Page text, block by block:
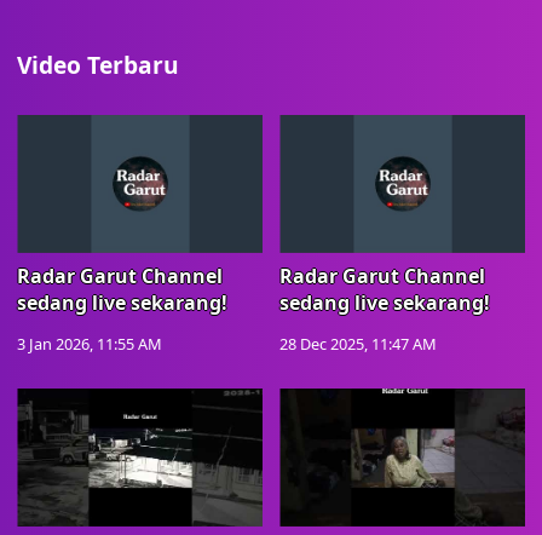
Video Terbaru
Radar Garut Channel
sedang live sekarang!
3 Jan 2026, 11:55 AM
Radar Garut Channel
sedang live sekarang!
28 Dec 2025, 11:47 AM